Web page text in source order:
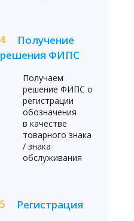
Получение
решения ФИПС
Получаем
решение ФИПС о
регистрации
обозначения
в качестве
товарного знака
/ знака
обслуживания
Регистрация